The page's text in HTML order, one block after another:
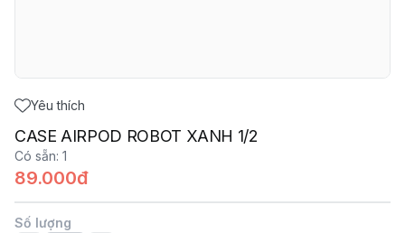
Yêu thích
CASE AIRPOD ROBOT XANH 1/2
Có sẵn: 1
89.000đ
Số lượng